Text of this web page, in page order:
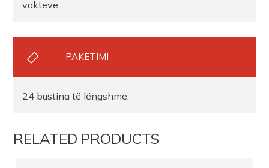
vakteve.
PAKETIMI
24 bustina të lëngshme.
RELATED PRODUCTS